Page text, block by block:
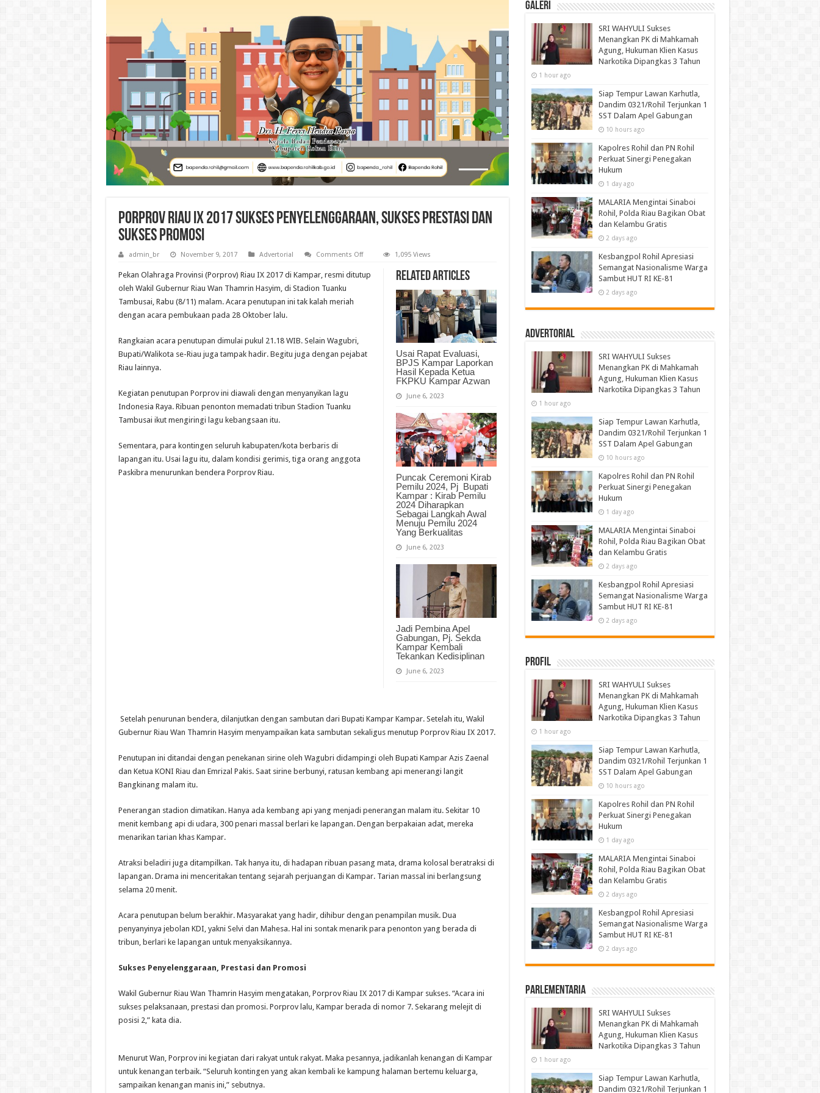
Porprov Riau IX 2017 Sukses Penyelenggaraan, Sukses Prestasi dan
Sukses Promosi
admin_br November 9, 2017 Advertorial Comments Offon
IX
Penyelenggaraan,
1,095 Views
Related Articles
Usai Rapat Evaluasi,
BPJS Kampar Laporkan
Hasil Kepada Ketua
FKPKU Kampar Azwan
June 6, 2023
Puncak Ceremoni Kirab
Pemilu 2024, Pj Bupati
Kampar : Kirab Pemilu
2024 Diharapkan
Sebagai Langkah Awal
Menuju Pemilu 2024
Yang Berkualitas
June 6, 2023
Jadi Pembina Apel
Gabungan, Pj. Sekda
Kampar Kembali
Tekankan Kedisiplinan
June 6, 2023
Pekan Olahraga Provinsi (Porprov) Riau IX 2017 di Kampar, resmi ditutup
oleh Wakil Gubernur Riau Wan Thamrin Hasyim, di Stadion Tuanku
Tambusai, Rabu (8/11) malam. Acara penutupan ini tak kalah meriah
dengan acara pembukaan pada 28 Oktober lalu.
Rangkaian acara penutupan dimulai pukul 21.18 WIB. Selain Wagubri,
Bupati/Walikota se-Riau juga tampak hadir. Begitu juga dengan pejabat
Riau lainnya.
Kegiatan penutupan Porprov ini diawali dengan menyanyikan lagu
Indonesia Raya. Ribuan penonton memadati tribun Stadion Tuanku
Tambusai ikut mengiringi lagu kebangsaan itu.
Sementara, para kontingen seluruh kabupaten/kota berbaris di
lapangan itu. Usai lagu itu, dalam kondisi gerimis, tiga orang anggota
Paskibra menurunkan bendera Porprov Riau.
Setelah penurunan bendera, dilanjutkan dengan sambutan dari Bupati Kampar Kampar. Setelah itu, Wakil
Gubernur Riau Wan Thamrin Hasyim menyampaikan kata sambutan sekaligus menutup Porprov Riau IX 2017.
Penutupan ini ditandai dengan penekanan sirine oleh Wagubri didampingi oleh Bupati Kampar Azis Zaenal
dan Ketua KONI Riau dan Emrizal Pakis. Saat sirine berbunyi, ratusan kembang api menerangi langit
Bangkinang malam itu.
Penerangan stadion dimatikan. Hanya ada kembang api yang menjadi penerangan malam itu. Sekitar 10
menit kembang api di udara, 300 penari massal berlari ke lapangan. Dengan berpakaian adat, mereka
menarikan tarian khas Kampar.
Atraksi beladiri juga ditampilkan. Tak hanya itu, di hadapan ribuan pasang mata, drama kolosal beratraksi di
lapangan. Drama ini menceritakan tentang sejarah perjuangan di Kampar. Tarian massal ini berlangsung
selama 20 menit.
Acara penutupan belum berakhir. Masyarakat yang hadir, dihibur dengan penampilan musik. Dua
penyanyinya jebolan KDI, yakni Selvi dan Mahesa. Hal ini sontak menarik para penonton yang berada di
tribun, berlari ke lapangan untuk menyaksikannya.
Sukses Penyelenggaraan, Prestasi dan Promosi
Wakil Gubernur Riau Wan Thamrin Hasyim mengatakan, Porprov Riau IX 2017 di Kampar sukses. “Acara ini
sukses pelaksanaan, prestasi dan promosi. Porprov lalu, Kampar berada di nomor 7. Sekarang melejit di
posisi 2,” kata dia.
Menurut Wan, Porprov ini kegiatan dari rakyat untuk rakyat. Maka pesannya, jadikanlah kenangan di Kampar
untuk kenangan terbaik. “Seluruh kontingen yang akan kembali ke kampung halaman bertemu keluarga,
sampaikan kenangan manis ini,” sebutnya.
Galeri
SRI WAHYULI Sukses
Menangkan PK di Mahkamah
Agung, Hukuman Klien Kasus
Narkotika Dipangkas 3 Tahun
1 hour ago
Siap Tempur Lawan Karhutla,
Dandim 0321/Rohil Terjunkan 1
SST Dalam Apel Gabungan
10 hours ago
Kapolres Rohil dan PN Rohil
Perkuat Sinergi Penegakan
Hukum
1 day ago
MALARIA Mengintai Sinaboi
Rohil, Polda Riau Bagikan Obat
dan Kelambu Gratis
2 days ago
Kesbangpol Rohil Apresiasi
Semangat Nasionalisme Warga
Sambut HUT RI KE-81
2 days ago
Advertorial
SRI WAHYULI Sukses
Menangkan PK di Mahkamah
Agung, Hukuman Klien Kasus
Narkotika Dipangkas 3 Tahun
1 hour ago
Siap Tempur Lawan Karhutla,
Dandim 0321/Rohil Terjunkan 1
SST Dalam Apel Gabungan
10 hours ago
Kapolres Rohil dan PN Rohil
Perkuat Sinergi Penegakan
Hukum
1 day ago
MALARIA Mengintai Sinaboi
Rohil, Polda Riau Bagikan Obat
dan Kelambu Gratis
2 days ago
Kesbangpol Rohil Apresiasi
Semangat Nasionalisme Warga
Sambut HUT RI KE-81
2 days ago
Profil
SRI WAHYULI Sukses
Menangkan PK di Mahkamah
Agung, Hukuman Klien Kasus
Narkotika Dipangkas 3 Tahun
1 hour ago
Siap Tempur Lawan Karhutla,
Dandim 0321/Rohil Terjunkan 1
SST Dalam Apel Gabungan
10 hours ago
Kapolres Rohil dan PN Rohil
Perkuat Sinergi Penegakan
Hukum
1 day ago
MALARIA Mengintai Sinaboi
Rohil, Polda Riau Bagikan Obat
dan Kelambu Gratis
2 days ago
Kesbangpol Rohil Apresiasi
Semangat Nasionalisme Warga
Sambut HUT RI KE-81
2 days ago
Parlementaria
SRI WAHYULI Sukses
Menangkan PK di Mahkamah
Agung, Hukuman Klien Kasus
Narkotika Dipangkas 3 Tahun
1 hour ago
Siap Tempur Lawan Karhutla,
Dandim 0321/Rohil Terjunkan 1